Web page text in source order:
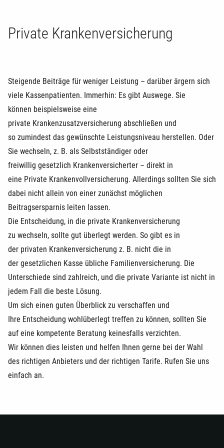
Private Krankenversicherung
Steigende Beiträge für weniger Leistung – darüber ärgern sich
viele Kassenpatienten. Immerhin: Es gibt Auswege. Sie
können beispielsweise eine
private Krankenzusatzversicherung abschließen und
so zumindest das gewünschte Leistungsniveau herstellen. Oder
Sie wechseln, z. B. als Selbstständiger oder
freiwillig gesetzlich Krankenversicherter – direkt in
eine Private Krankenvollversicherung. Allerdings sollten Sie sich
dabei nicht allein von einer zunächst möglichen
Beitragsersparnis leiten lassen.
Die Entscheidung, in die private Krankenversicherung
zu wechseln, sollte gut überlegt werden. So gibt es in
der privaten Krankenversicherung z. B. nicht die in
der gesetzlichen Kasse übliche Familienversicherung. Die
Unterschiede sind zahlreich, und die private Variante ist nicht in
jedem Fall die beste Lösung.
Um sich einen guten Überblick zu verschaffen und
Ihre Entscheidung wohlüberlegt treffen zu können, sollten Sie
auf eine kompetente Beratung keinesfalls verzichten.
Wir können dies leisten und helfen Ihnen gerne bei der Wahl
des richtigen Anbieters und der richtigen Tarife. Rufen Sie uns
einfach an.